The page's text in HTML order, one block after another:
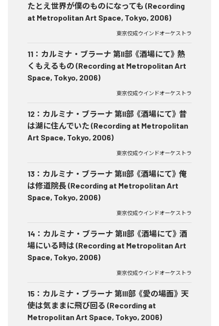
たとえ世界が僕のものになっても (Recording
at Metropolitan Art Space, Tokyo, 2006)
東京佼成ウインドオーケストラ
11 ： カルミナ・ブラーナ 第II部 《酒場にて》 熱
くもえるもの (Recording at Metropolitan Art
Space, Tokyo, 2006)
東京佼成ウインドオーケストラ
12 ： カルミナ・ブラーナ 第II部 《酒場にて》 昔
は湖に住んでいた (Recording at Metropolitan
Art Space, Tokyo, 2006)
東京佼成ウインドオーケストラ
13 ： カルミナ・ブラーナ 第II部 《酒場にて》 俺
は修道院長 (Recording at Metropolitan Art
Space, Tokyo, 2006)
東京佼成ウインドオーケストラ
14 ： カルミナ・ブラーナ 第II部 《酒場にて》 酒
場にいる時は (Recording at Metropolitan Art
Space, Tokyo, 2006)
東京佼成ウインドオーケストラ
15 ： カルミナ・ブラーナ 第III部 《愛の場面》 天
使は気ままに飛び回る (Recording at
Metropolitan Art Space, Tokyo, 2006)